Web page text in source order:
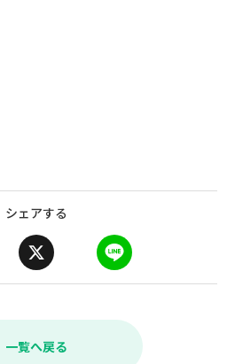
シェアする
i
e
一覧へ戻る